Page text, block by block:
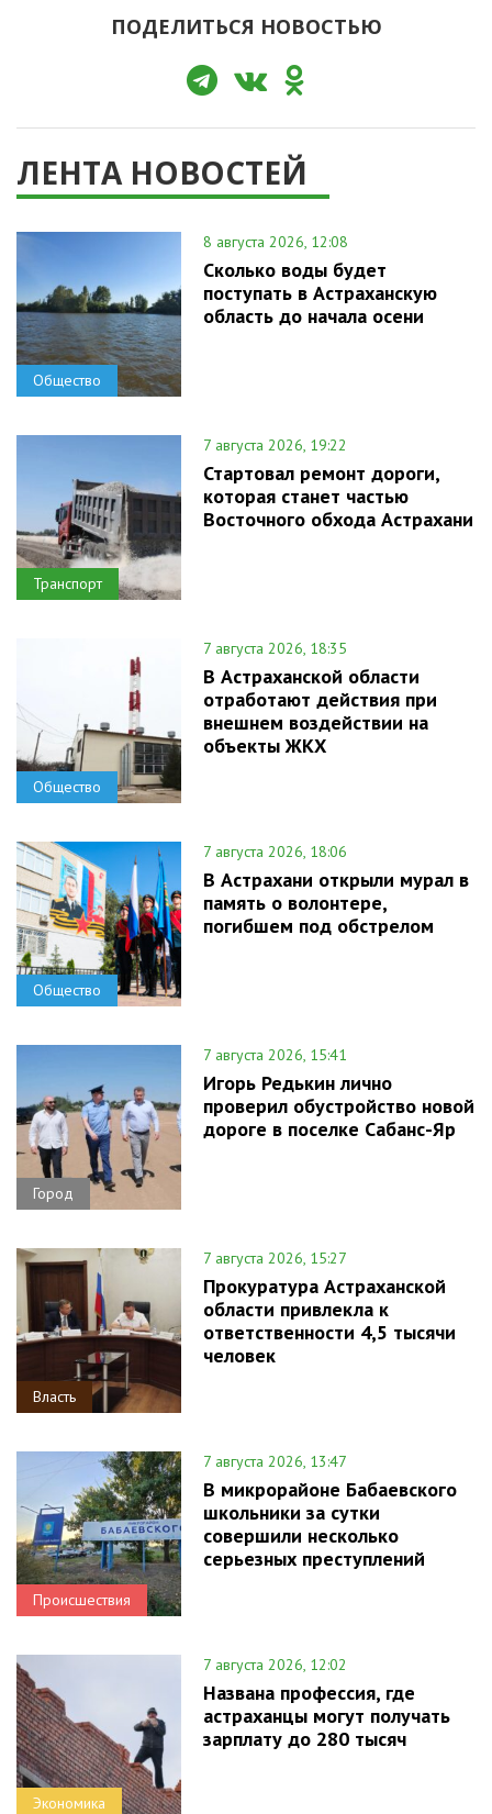
ПОДЕЛИТЬСЯ НОВОСТЬЮ
ЛЕНТА НОВОСТЕЙ
Общество
8 августа 2026, 12:08
Сколько воды будет
поступать в Астраханскую
область до начала осени
Транспорт
7 августа 2026, 19:22
Стартовал ремонт дороги,
которая станет частью
Восточного обхода Астрахани
Общество
7 августа 2026, 18:35
В Астраханской области
отработают действия при
внешнем воздействии на
объекты ЖКХ
Общество
7 августа 2026, 18:06
В Астрахани открыли мурал в
память о волонтере,
погибшем под обстрелом
Город
7 августа 2026, 15:41
Игорь Редькин лично
проверил обустройство новой
дороге в поселке Сабанс-Яр
Власть
7 августа 2026, 15:27
Прокуратура Астраханской
области привлекла к
ответственности 4,5 тысячи
человек
Происшествия
7 августа 2026, 13:47
В микрорайоне Бабаевского
школьники за сутки
совершили несколько
серьезных преступлений
Экономика
7 августа 2026, 12:02
Названа профессия, где
астраханцы могут получать
зарплату до 280 тысяч